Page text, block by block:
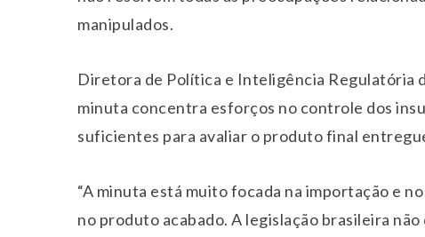
manipulados.
Diretora de Política e Inteligência Regulatória
minuta concentra esforços no controle dos
suficientes para avaliar o produto final
“A minuta está muito focada na importação e
no produto acabado. A legislação brasileira